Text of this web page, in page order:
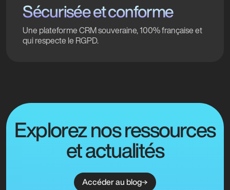
Sécurisée et conforme
Une plateforme CRM souveraine, 100% française et
qui respecte le RGPD.
Explorez nos ressources
et actualités
Accéder au blog